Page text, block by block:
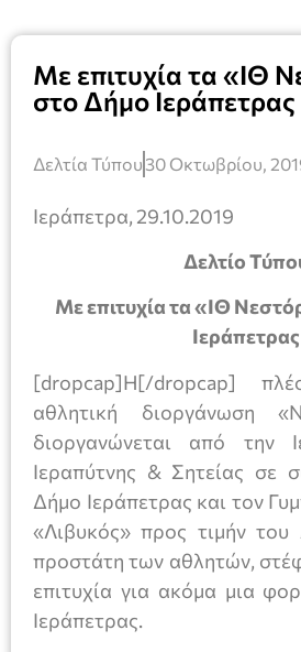
Με επιτυχία τα «ΙΘ
στο Δήμο Ιεράπετρας
Δελτία Τύπου 30 Οκτωβρίου,
Ιεράπετρα, 29.10.2019
Δελτίο
Με επιτυχία τα «ΙΘ
Ιεράπετρας
[dropcap]Η[/dropcap]
αθλητική διοργάνωση
διοργανώνεται από την
Ιεραπύτνης & Σητείας σε
Δήμο Ιεράπετρας και τον
«Λιβυκός» προς τιμήν του
προστάτη των αθλητών,
επιτυχία για ακόμα μια
Ιεράπετρας.